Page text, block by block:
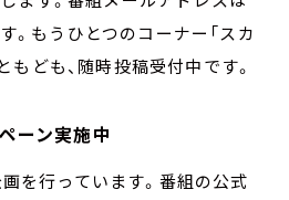
もうひとつのコーナー「スカ
もども、随時投稿受付中です。
ン実施中
行っています。番組の公式